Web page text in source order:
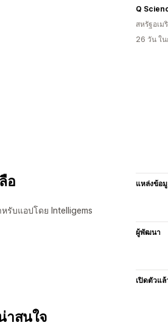
Q
สหรัฐอเม
26 วัน ใ
อ
รับแอปโดย Intelligems
แหล่งข้อ
ผู้พัฒนา
เปิดตัวแล้
สนใจ